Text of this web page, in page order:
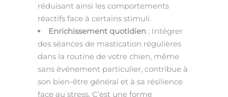
réduisant ainsi les comportements
réactifs face à certains stimuli.
Enrichissement quotidien : Intégrer
des séances de mastication régulières
dans la routine de votre chien, même
sans événement particulier, contribue à
son bien-être général et à sa résilience
face au stress. C’est une forme